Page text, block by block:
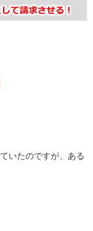
いたのですが、ある